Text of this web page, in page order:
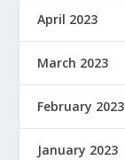
April 2023
March 2023
February 2023
January 2023